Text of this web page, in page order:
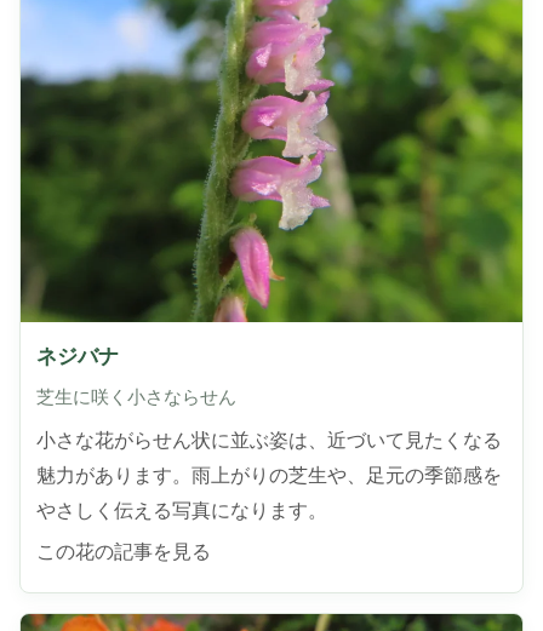
ネジバナ
芝生に咲く小さならせん
小さな花がらせん状に並ぶ姿は、近づいて見たくなる
魅力があります。雨上がりの芝生や、足元の季節感を
やさしく伝える写真になります。
この花の記事を見る